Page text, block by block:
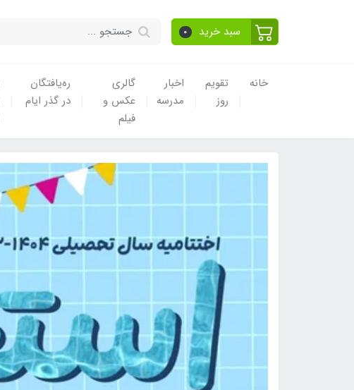
سبد خرید 0
خانه
تقویم
روز
اخبار
مدرسه
گالری
عکس و
فیلم
ره‌یافتگان
در گذر ایام